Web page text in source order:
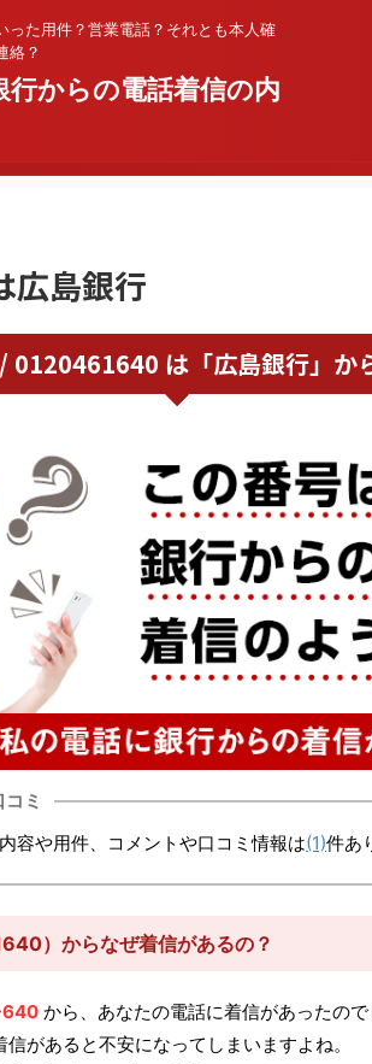
った用件？営業電話？それとも本人確
絡？
からの電話着信の内
広島銀行
は「広島銀行」か
ミ
容や用件、コメントや口コミ情報は(1)件あ
）からなぜ着信があるの？
から、あなたの電話に着信があったので
があると不安になってしまいますよね。